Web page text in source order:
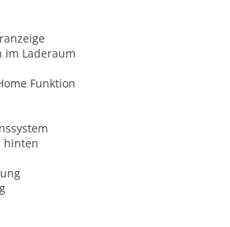
im Laderaum
Funktion
hinten